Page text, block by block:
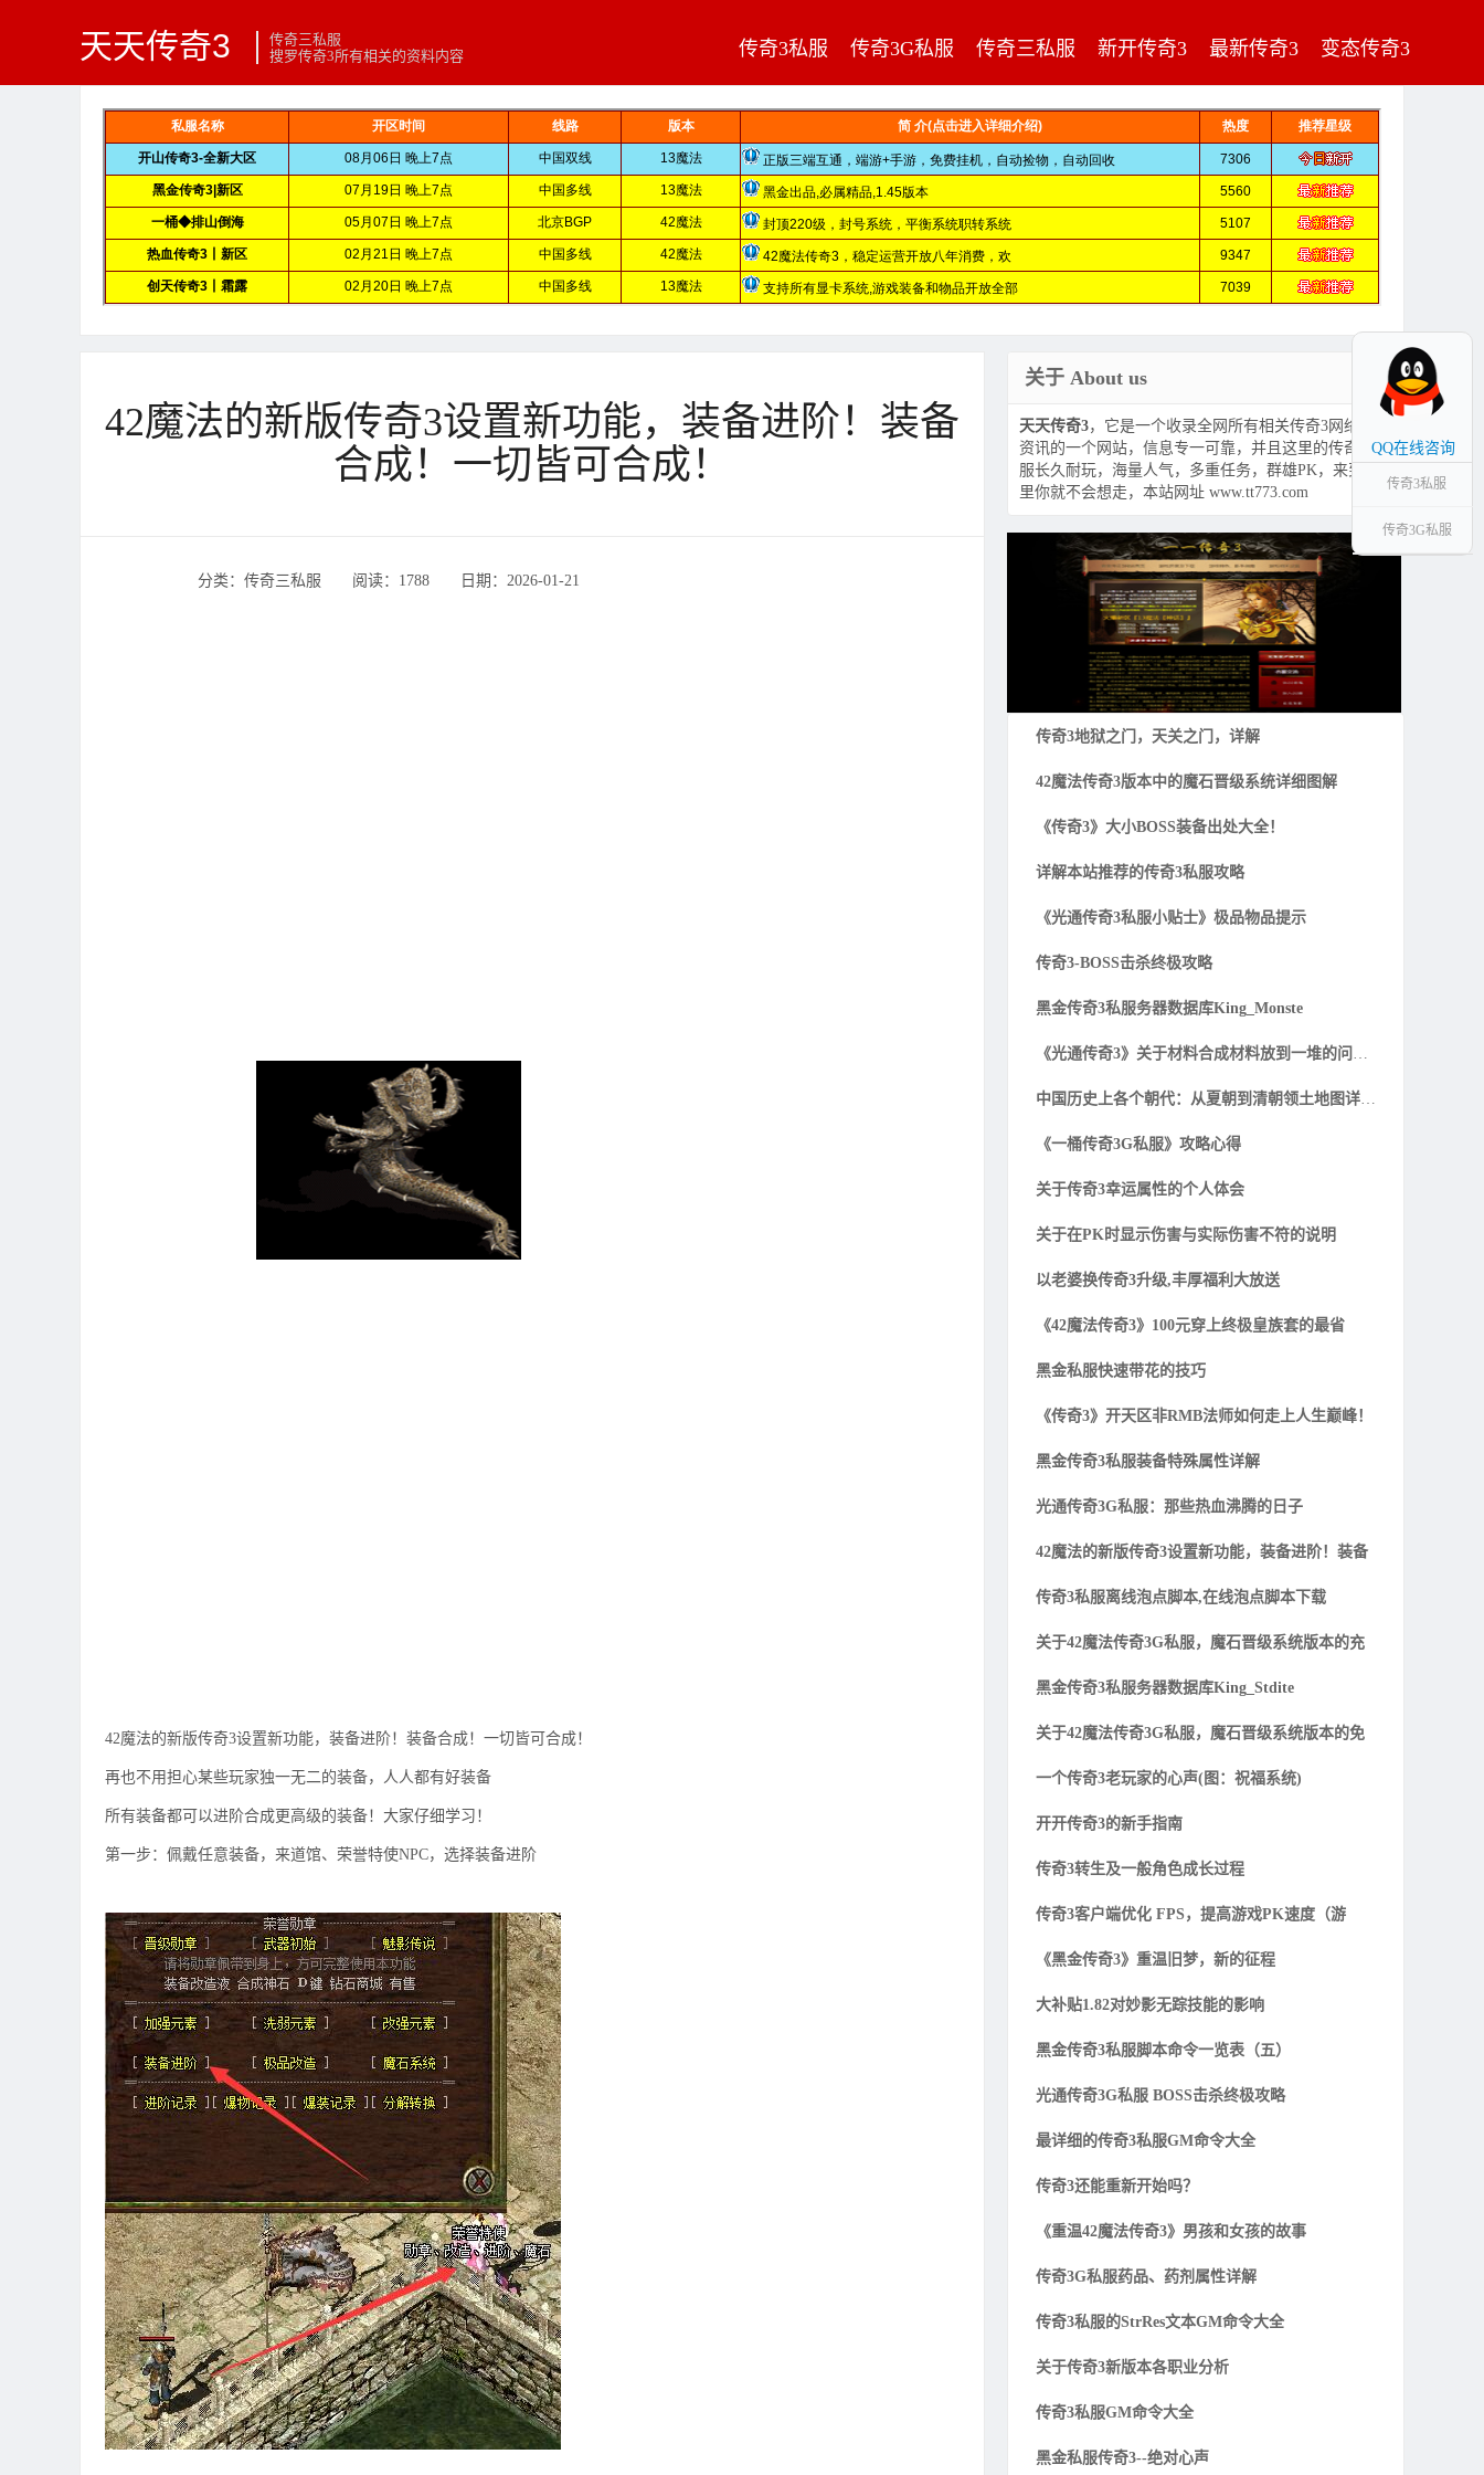
天天传奇3
传奇三私服
搜罗传奇3所有相关的资料内容
传奇3私服 传奇3G私服 传奇三私服 新开传奇3 最新传奇3 变态传奇3
42魔法的新版传奇3设置新功能，装备进阶！装备
合成！一切皆可合成！
分类：传奇三私服 ‌‍阅读：1788 ‌‍日期：2026-01-21
42魔法的新版传奇3设置新功能，装备进阶！装备合成！一切皆可合成！
再也不用担心某些玩家独一无二的装备，人人都有好装备
所有装备都可以进阶合成更高级的装备！大家仔细学习！
第一步：佩戴任意装备，来道馆、荣誉特使NPC，选择装备进阶
关于 About us
天天传奇3，它是一个收录全网所有相关传奇3网络游戏
资讯的一个网站，信息专一可靠，并且这里的传奇3私
服长久耐玩，海量人气，多重任务，群雄PK，来到这
里你就不会想走，本站网址 www.tt773.com
传奇3地狱之门，天关之门，详解
42魔法传奇3版本中的魔石晋级系统详细图解
《传奇3》大小BOSS装备出处大全！
详解本站推荐的传奇3私服攻略
《光通传奇3私服小贴士》极品物品提示
传奇3-BOSS击杀终极攻略
黑金传奇3私服务器数据库King_Monste
《光通传奇3》关于材料合成材料放到一堆的问题解
中国历史上各个朝代：从夏朝到清朝领土地图详细一
《一桶传奇3G私服》攻略心得
关于传奇3幸运属性的个人体会
关于在PK时显示伤害与实际伤害不符的说明
以老婆换传奇3升级,丰厚福利大放送
《42魔法传奇3》100元穿上终极皇族套的最省
黑金私服快速带花的技巧
《传奇3》开天区非RMB法师如何走上人生巅峰！
黑金传奇3私服装备特殊属性详解
光通传奇3G私服：那些热血沸腾的日子
42魔法的新版传奇3设置新功能，装备进阶！装备
传奇3私服离线泡点脚本,在线泡点脚本下载
关于42魔法传奇3G私服，魔石晋级系统版本的充
黑金传奇3私服务器数据库King_Stdite
关于42魔法传奇3G私服，魔石晋级系统版本的免
一个传奇3老玩家的心声(图：祝福系统)
开开传奇3的新手指南
传奇3转生及一般角色成长过程
传奇3客户端优化 FPS，提高游戏PK速度（游
《黑金传奇3》重温旧梦，新的征程
大补贴1.82对妙影无踪技能的影响
黑金传奇3私服脚本命令一览表（五）
光通传奇3G私服 BOSS击杀终极攻略
最详细的传奇3私服GM命令大全
传奇3还能重新开始吗？
《重温42魔法传奇3》男孩和女孩的故事
传奇3G私服药品、药剂属性详解
传奇3私服的StrRes文本GM命令大全
关于传奇3新版本各职业分析
传奇3私服GM命令大全
黑金私服传奇3--绝对心声
QQ在线咨询
传奇3私服
传奇3G私服